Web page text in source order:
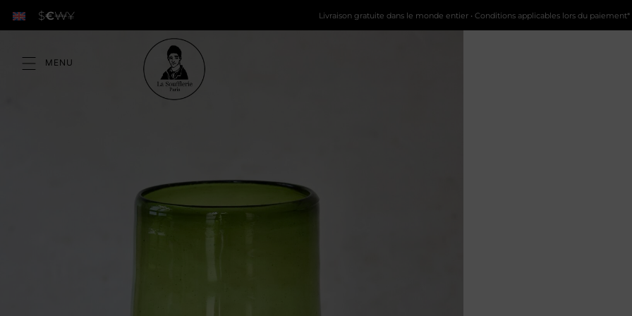
$€₩¥ Livraison gratuite dans le monde entier • Conditions applicables lors du paiement*